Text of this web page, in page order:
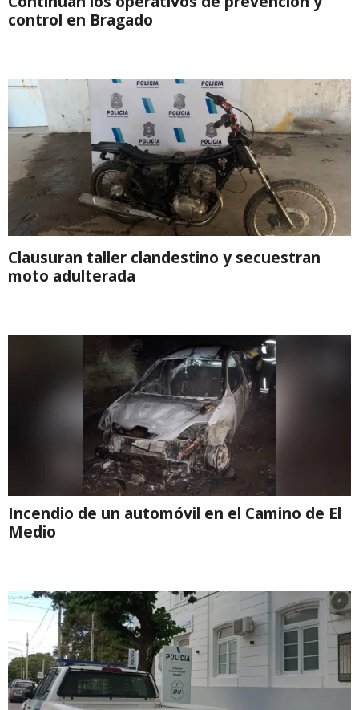
control en Bragado
Clausuran taller clandestino y secuestran
moto adulterada
Incendio de un automóvil en el Camino de El
Medio